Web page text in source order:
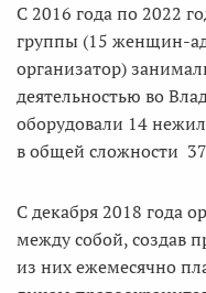
С 2016 года по 2022
группы (15 женщин-
организатор)
деятельностью во
оборудовали 14
в общей сложности
С декабря 2018 года
между собой, создав
из них ежемесячно